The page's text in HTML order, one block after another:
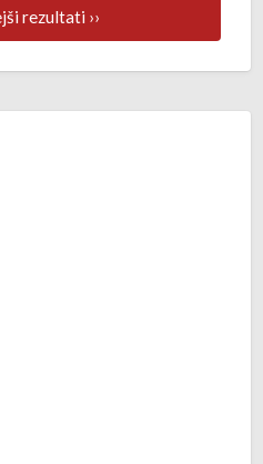
rezultati ››